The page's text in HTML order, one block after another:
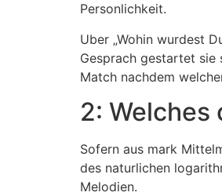
Personlichkeit.
Uber „Wohin wurdest
Gesprach gestartet sie
Match nachdem
2: Welches
Sofern aus mark
des naturlichen
Melodien.